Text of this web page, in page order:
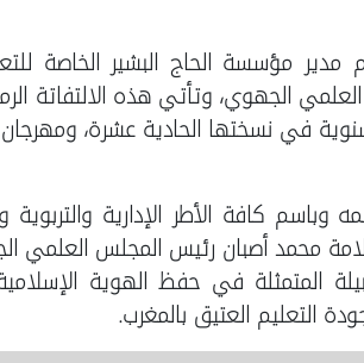
مدير مؤسسة الحاج البشير الخاصة
الجهوي، وتأتي هذه الالتفاتة
في نسختها الحادية عشرة،
وباسم كافة الأطر الإدارية
محمد أصبان رئيس المجلس العلمي
المتمثلة في حفظ الهوية
التعليم العتيق بالمغرب.